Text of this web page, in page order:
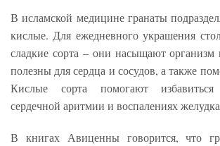
В исламской медицине гранаты
кислые. Для ежедневного украшения
сладкие сорта – они насыщают
полезны для сердца и сосудов, а также
Кислые сорта помогают
сердечной аритмии и воспалениях
В книгах Авиценны говорится, что